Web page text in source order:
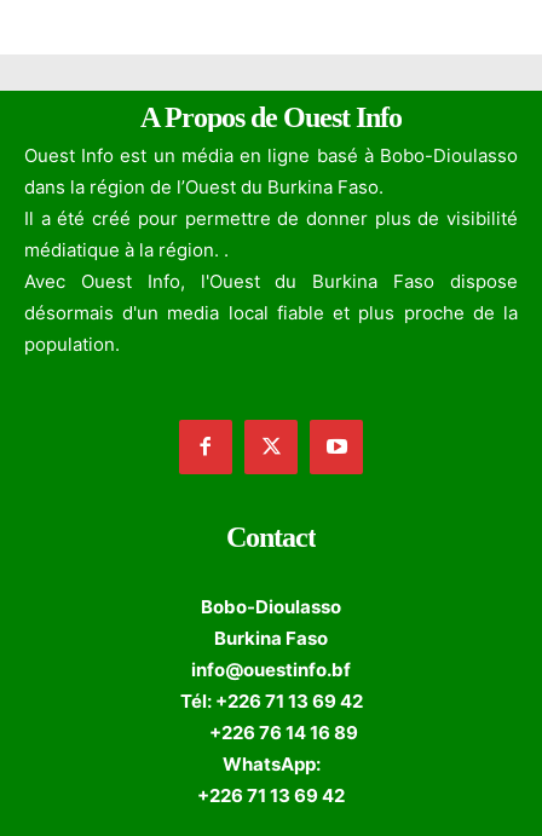
A Propos de Ouest Info
Ouest Info est un média en ligne basé à Bobo-Dioulasso
dans la région de l’Ouest du Burkina Faso.
Il a été créé pour permettre de donner plus de visibilité
médiatique à la région. .
Avec Ouest Info, l'Ouest du Burkina Faso dispose
désormais d'un media local fiable et plus proche de la
population.
Contact
Bobo-Dioulasso
Burkina Faso
info@ouestinfo.bf
Tél: +226 71 13 69 42
+226 76 14 16 89
WhatsApp:
+226 71 13 69 42